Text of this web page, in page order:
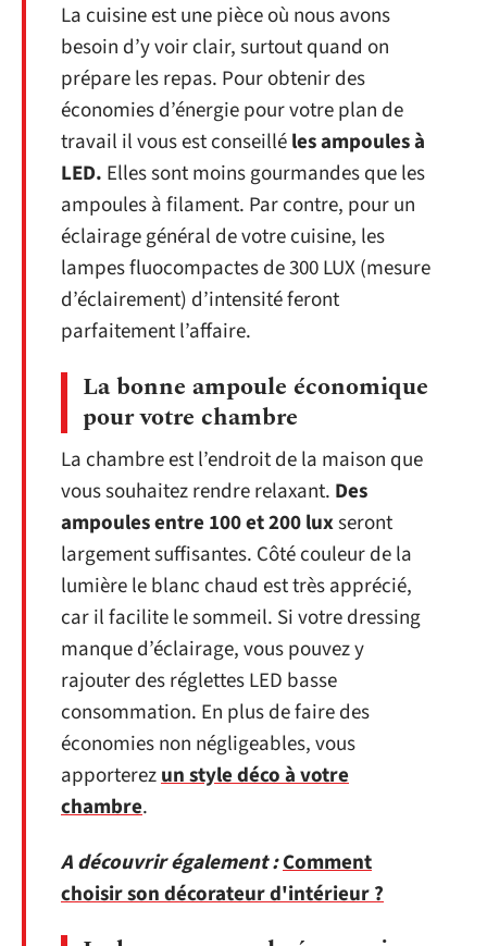
La cuisine est une pièce où nous avons
besoin d’y voir clair, surtout quand on
prépare les repas. Pour obtenir des
économies d’énergie pour votre plan de
travail il vous est conseilléles ampoules à
LED. Elles sont moins gourmandes que les
ampoules à filament. Par contre, pour un
éclairage général de votre cuisine, les
lampes fluocompactes de 300 LUX (mesure
d’éclairement) d’intensité feront
parfaitement l’affaire.
La bonne ampoule économique
pour votre chambre
La chambre est l’endroit de la maison que
vous souhaitez rendre relaxant. Des
ampoules entre 100 et 200 luxseront
largement suffisantes. Côté couleur de la
lumière le blanc chaud est très apprécié,
car il facilite le sommeil. Si votre dressing
manque d’éclairage, vous pouvez y
rajouter des réglettes LED basse
consommation. En plus de faire des
économies non négligeables, vous
apporterezun style déco à votre
chambre.
A découvrir également :Comment
choisir son décorateur d'intérieur ?